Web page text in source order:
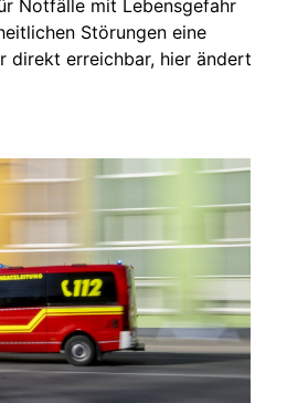
Notfälle mit Lebensgefahr
Störungen eine
direkt erreichbar, hier ändert